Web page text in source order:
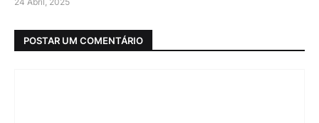
POSTAR UM COMENTÁRIO